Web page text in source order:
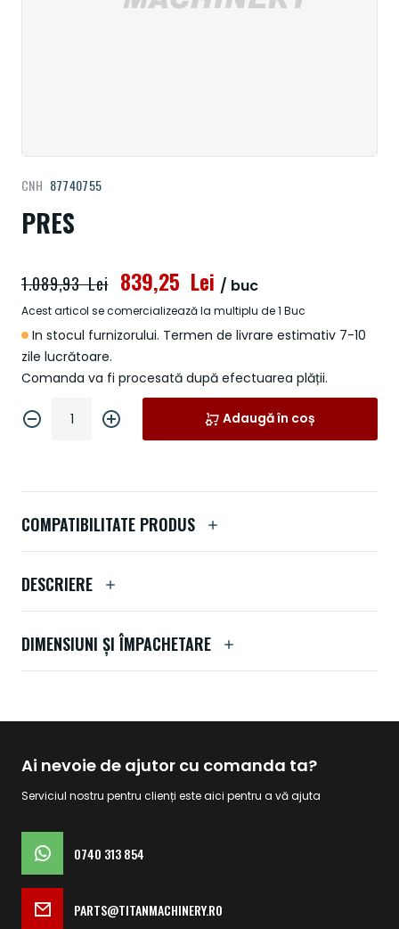
PRES
CNH 87740755
In stocul furnizorului. Termen de livrare estimativ 7-10
zile lucrătoare.
Comanda va fi procesată după efectuarea plății.
839,25 Lei
1.089,93 Lei / buc
Acest articol se comercializează la multiplu de 1 Buc
Adaugă în coș
la
începutul
galeriei
imagini
COMPATIBILITATE PRODUS
DESCRIERE
DIMENSIUNI ȘI ÎMPACHETARE
Ai nevoie de ajutor cu comanda ta?
Serviciul nostru pentru clienți este aici pentru a vă ajuta
0740 313 854
PARTS@TITANMACHINERY.RO